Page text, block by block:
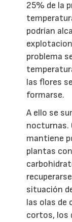
25% de la
podrían
problema
las flores
formarse.
A ello se
nocturnas.
mantiene
plantas
situación
las olas de
cortos, los